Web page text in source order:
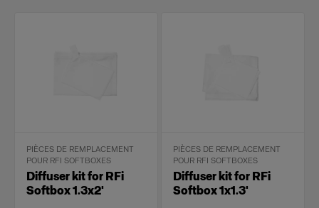
PIÈCES DE REMPLACEMENT
POUR RFI SOFTBOXES
Diffuser kit for RFi
Softbox 1.3x2'
PIÈCES DE REMPLACEMENT
POUR RFI SOFTBOXES
Diffuser kit for RFi
Softbox 1x1.3'